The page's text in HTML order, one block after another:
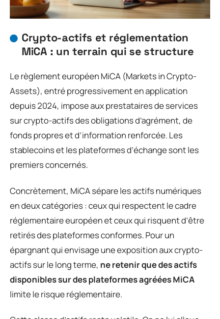
Crypto-actifs et réglementation
MiCA : un terrain qui se structure
Le règlement européen MiCA (Markets in Crypto-
Assets), entré progressivement en application
depuis 2024, impose aux prestataires de services
sur crypto-actifs des obligations d’agrément, de
fonds propres et d’information renforcée. Les
stablecoins et les plateformes d’échange sont les
premiers concernés.
Concrètement, MiCA sépare les actifs numériques
en deux catégories : ceux qui respectent le cadre
réglementaire européen et ceux qui risquent d’être
retirés des plateformes conformes. Pour un
épargnant qui envisage une exposition aux crypto-
actifs sur le long terme, ne retenir que des actifs
disponibles sur des plateformes agréées MiCA
limite le risque réglementaire.